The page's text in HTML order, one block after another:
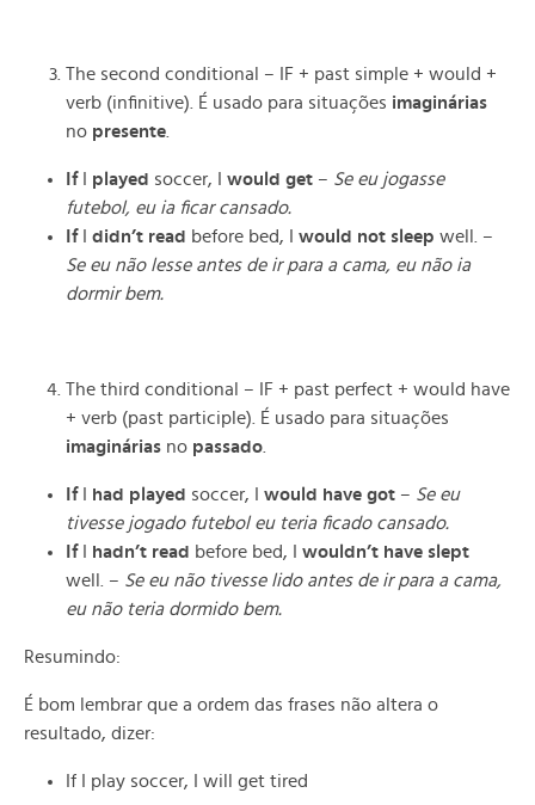
The second conditional – IF + past simple + would +
verb (infinitive). É usado para situações imaginárias
no presente
IfI played soccer, I would get – Se eu jogasse
futebol, eu ia ficar cansado.
IfI didn’t read before bed, I would not sleep well. –
Se eu não lesse antes de ir para a cama, eu não ia
dormir bem.
The third conditional – IF + past perfect + would have
+ verb (past participle). É usado para situações
imaginárias no passado
IfI had played soccer, I would have got – Se eu
tivesse jogado futebol eu teria ficado cansado.
IfI hadn’t read before bed, I wouldn’t have slept
well. – Se eu não tivesse lido antes de ir para a cama,
eu não teria dormido bem.
Resumindo:
É bom lembrar que a ordem das frases não altera o
resultado, dizer:
If I play soccer, I will get tired